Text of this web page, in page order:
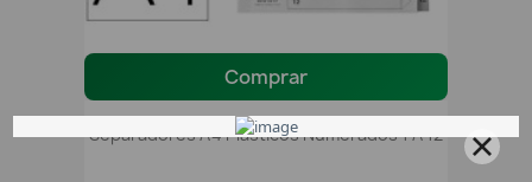
Comprar
Separadores A4 Plásticos Numerados 1 A 12